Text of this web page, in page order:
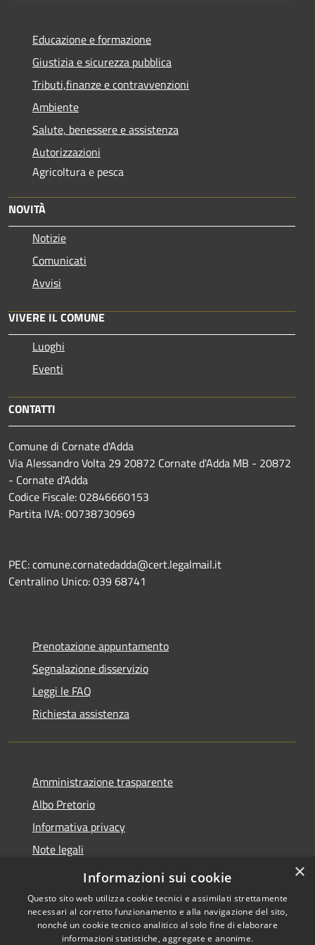
Educazione e formazione
Giustizia e sicurezza pubblica
Tributi,finanze e contravvenzioni
Ambiente
Salute, benessere e assistenza
Autorizzazioni
Agricoltura e pesca
NOVITÀ
Notizie
Comunicati
Avvisi
VIVERE IL COMUNE
Luoghi
Eventi
CONTATTI
Comune di Cornate d'Adda
Via Alessandro Volta 29 20872 Cornate d'Adda MB - 20872
- Cornate d'Adda
Codice Fiscale: 02846660153
Partita IVA: 00738730969
PEC: comune.cornatedadda@cert.legalmail.it
Centralino Unico: 039 68741
Prenotazione appuntamento
Segnalazione disservizio
Leggi le FAQ
Richiesta assistenza
Amministrazione trasparente
Albo Pretorio
Informativa privacy
Note legali
Dichiarazione di accessibilità
×
Informazioni sui cookie
Questo sito web utilizza cookie tecnici e assimilati strettamente
necessari al corretto funzionamento e alla navigazione del sito,
nonché un cookie tecnico analitico al solo fine di elaborare
informazioni statistiche, aggregate e anonime.